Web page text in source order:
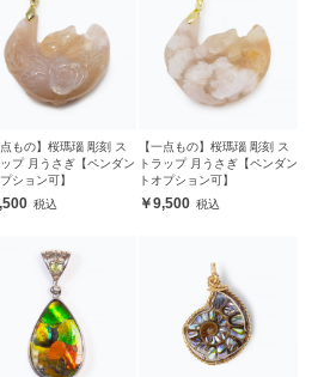
点もの】桜瑪瑙 彫刻 ス
ップ 月うさぎ【ペンダン
ション可】
【一点もの】桜瑪瑙 彫刻 ス
トラップ 月うさぎ【ペンダン
トオプション可】
9,500